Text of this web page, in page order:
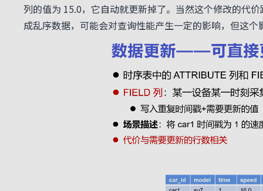
列的值为 15.0，它自动就更新掉了。当然这个修改的代
成乱序数据，可能会对查询性能产生一定的影响，但这